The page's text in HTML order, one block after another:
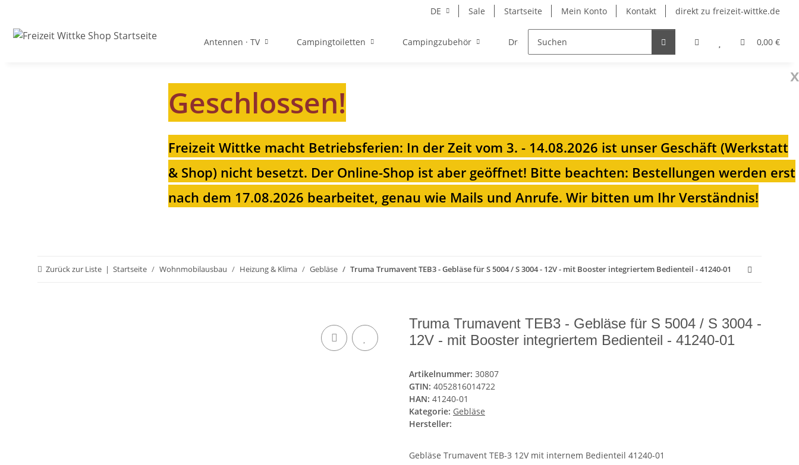
DE Sale Startseite Mein Konto Kontakt direkt zu freizeit-wittke.de
0,00 €
Antennen · TV Campingtoiletten Campingzubehör Drehkonsolen Heizungen für Ihren
x
Geschlossen!
Freizeit Wittke macht Betriebsferien: In der Zeit vom 3. - 14.08.2026 ist unser Geschäft (Werkstatt
& Shop) nicht besetzt. Der Online-Shop ist aber geöffnet! Bitte beachten: Bestellungen werden erst
nach dem 17.08.2026 bearbeitet, genau wie Mails und Anrufe. Wir bitten um Ihr Verständnis!
Zurück zur Liste Startseite Wohnmobilausbau Heizung & Klima Gebläse Truma Trumavent TEB3 - Gebläse für S 5004 / S 3004 - 12V - mit Booster integriertem Bedienteil - 41240-01
Truma Trumavent TEB3 - Gebläse für S 5004 / S 3004 -
12V - mit Booster integriertem Bedienteil - 41240-01
Artikelnummer: 30807
GTIN: 4052816014722
HAN: 41240-01
Kategorie: Gebläse
Hersteller:
Gebläse Trumavent TEB-3 12V mit internem Bedienteil 41240-01